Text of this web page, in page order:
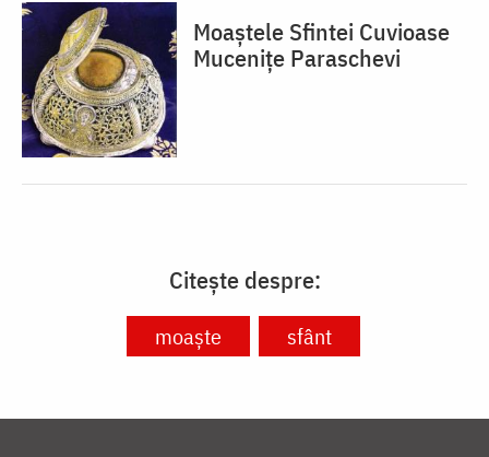
Moaștele Sfintei Cuvioase
Mucenițe Paraschevi
Citește despre:
moaște sfânt